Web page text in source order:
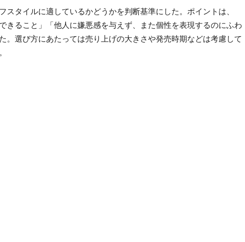
スタイルに適しているかどうかを判断基準にした。ポイントは、
きること」「他人に嫌悪感を与えず、また個性を表現するのにふわ
。選び方にあたっては売り上げの大きさや発売時期などは考慮して